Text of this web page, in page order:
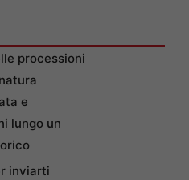
processioni
e
lungo un
inviarti